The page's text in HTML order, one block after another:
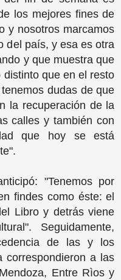
los mejores fines de
y nosotros marcamos
del país, y esa es otra
y que muestra que
que en el resto
dudas de que
la recuperación de la
calles y también con
que hoy se está
"Tenemos por
findes como éste: el
Libro y detrás viene
Seguidamente,
de las y los
correspondieron a las
Entre Rìos y